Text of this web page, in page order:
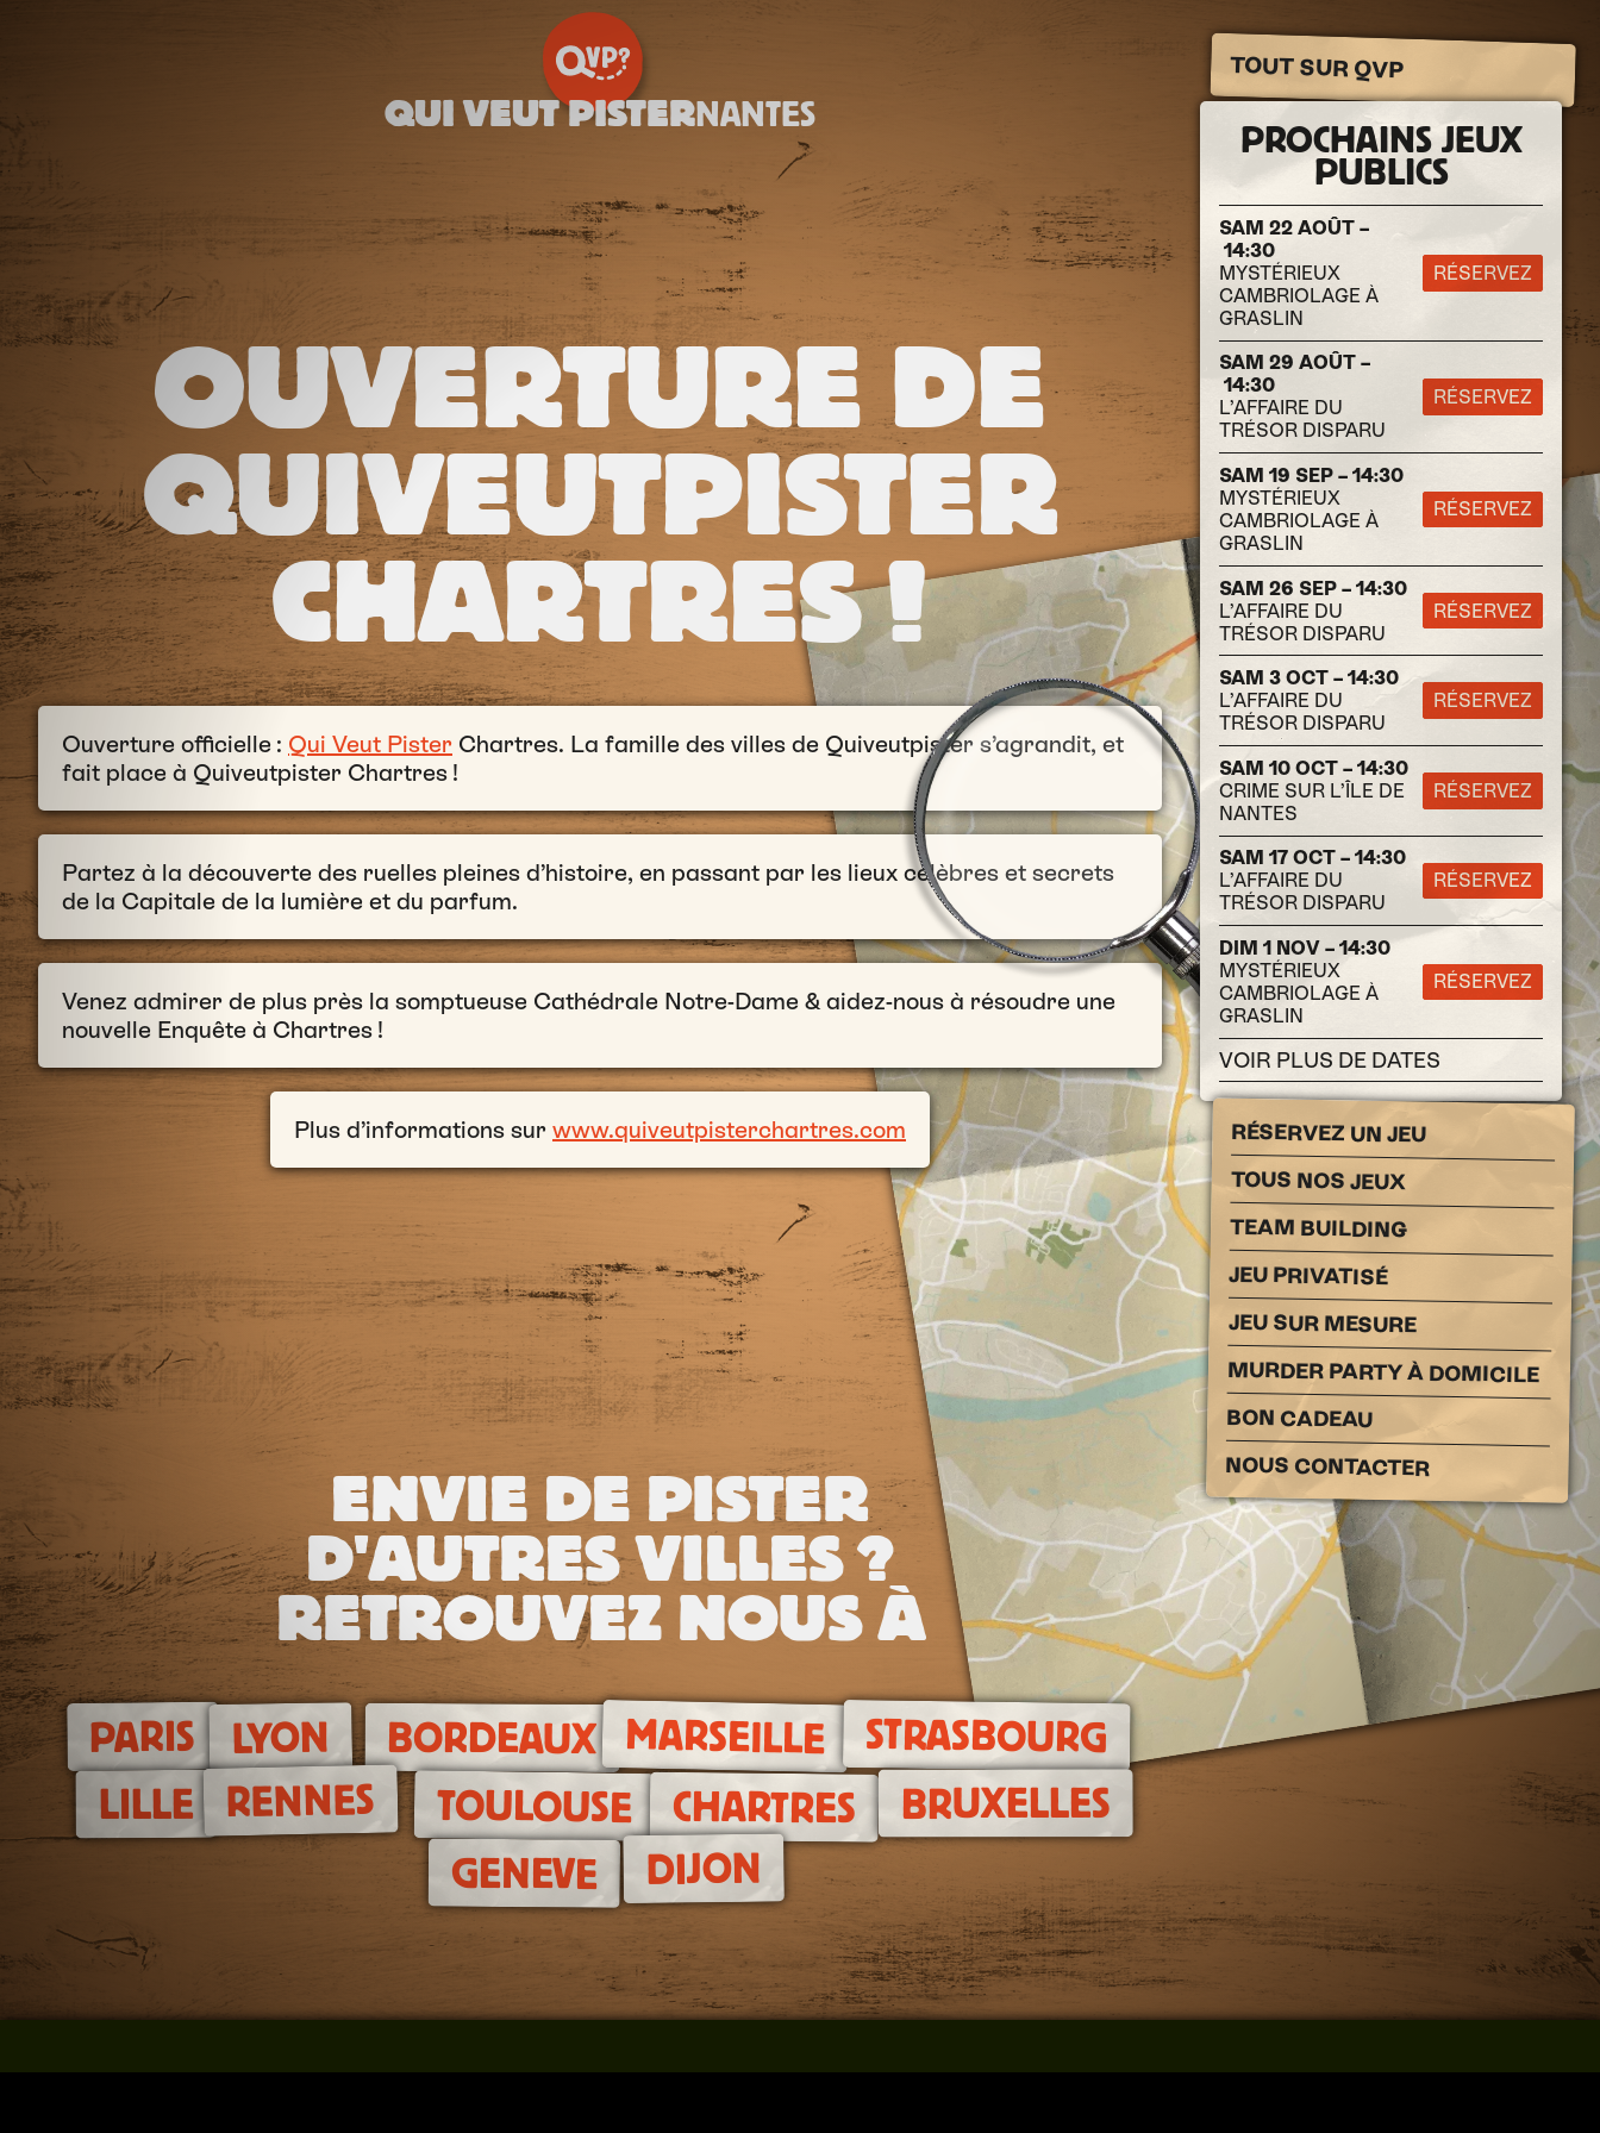
QUI VEUT PISTERNANTES
TOUT SUR QVP
PROCHAINS JEUX
PUBLICS
SAM 22 AOÛT –
14:30
MYSTÉRIEUX
CAMBRIOLAGE À
GRASLIN
RÉSERVEZ
SAM 29 AOÛT –
14:30
L’AFFAIRE DU
TRÉSOR DISPARU
RÉSERVEZ
SAM 19 SEP – 14:30
MYSTÉRIEUX
CAMBRIOLAGE À
GRASLIN
RÉSERVEZ
SAM 26 SEP – 14:30
L’AFFAIRE DU
TRÉSOR DISPARU
RÉSERVEZ
SAM 3 OCT – 14:30
L’AFFAIRE DU
TRÉSOR DISPARU
RÉSERVEZ
SAM 10 OCT – 14:30
CRIME SUR L’ÎLE DE
NANTES
RÉSERVEZ
SAM 17 OCT – 14:30
L’AFFAIRE DU
TRÉSOR DISPARU
RÉSERVEZ
DIM 1 NOV – 14:30
MYSTÉRIEUX
CAMBRIOLAGE À
GRASLIN
RÉSERVEZ
VOIR PLUS DE DATES
RÉSERVEZ UN JEU
TOUS NOS JEUX
TEAM BUILDING
JEU PRIVATISÉ
JEU SUR MESURE
MURDER PARTY À DOMICILE
BON CADEAU
NOUS CONTACTER
OUVERTURE DE
QUIVEUTPISTER
CHARTRES !
Ouverture officielle : Qui Veut Pister Chartres. La famille des villes de Quiveutpister s’agrandit, et
fait place à Quiveutpister Chartres !
Partez à la découverte des ruelles pleines d’histoire, en passant par les lieux célèbres et secrets
de la Capitale de la lumière et du parfum.
Venez admirer de plus près la somptueuse Cathédrale Notre-Dame & aidez-nous à résoudre une
nouvelle Enquête à Chartres !
Plus d’informations sur www.quiveutpisterchartres.com
ENVIE DE PISTER
D'AUTRES VILLES ?
RETROUVEZ NOUS À
PARIS LYON BORDEAUX MARSEILLE STRASBOURG
LILLE RENNES TOULOUSE CHARTRES BRUXELLES
GENEVE DIJON